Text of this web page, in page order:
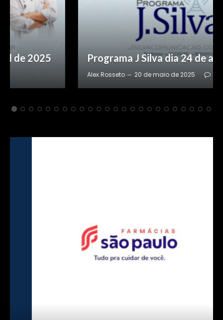
Programa J Silva dia 24 de abril de 2025
20 de maio de 2025 0